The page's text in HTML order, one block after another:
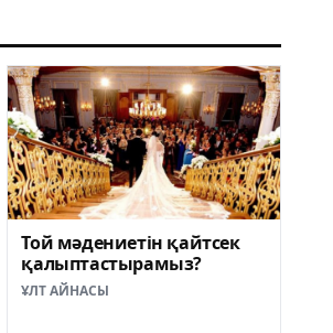
Той мәдениетін қайтсек
қалыптастырамыз?
ҰЛТ АЙНАСЫ